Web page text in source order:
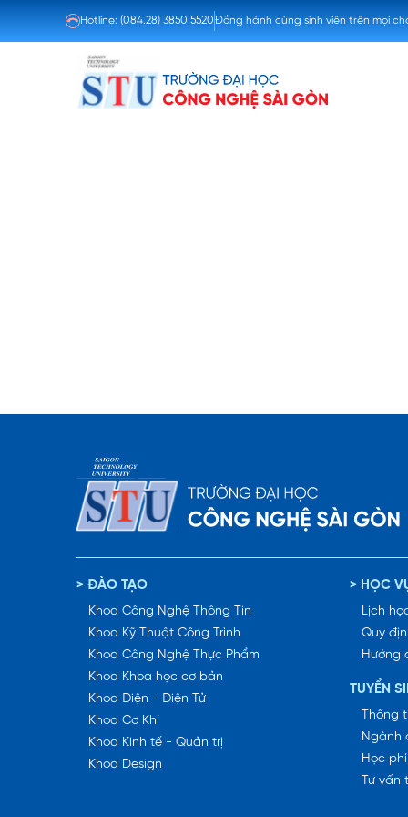
Hotline: (084.28) 3850 5520Đồng hành cùng sinh viên trên mọi
> ĐÀO TẠO
Khoa Công Nghệ Thông Tin
Khoa Kỹ Thuật Công Trình
Khoa Công Nghệ Thực Phẩm
Khoa Khoa học cơ bản
Khoa Điện - Điện Tử
Khoa Cơ Khí
Khoa Kinh tế - Quản trị
Khoa Design
> HỌC
Lịch
Quy
Hướng
TUYỂN
Thông
Ngành
Học
Tư